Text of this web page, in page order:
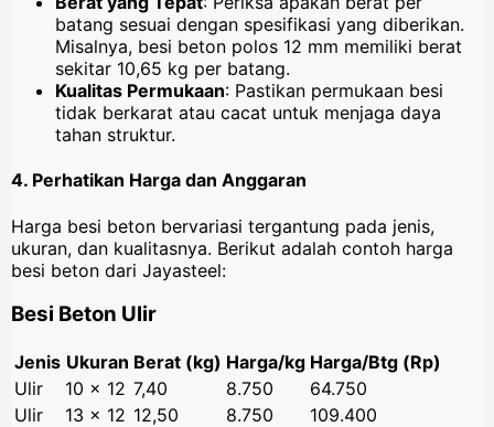
batang sesuai dengan spesifikasi yang diberikan.
Misalnya, besi beton polos 12 mm memiliki berat
sekitar 10,65 kg per batang.
Kualitas Permukaan: Pastikan permukaan besi
tidak berkarat atau cacat untuk menjaga daya
tahan struktur.
4. Perhatikan Harga dan Anggaran
Harga besi beton bervariasi tergantung pada jenis,
ukuran, dan kualitasnya. Berikut adalah contoh harga
besi beton dari Jayasteel:
Besi Beton Ulir
Jenis Ukuran Berat (kg) Harga/kg Harga/Btg (Rp)
Ulir
10 x 12 7,40 8.750
64.750
Ulir
13 x 12 12,50 8.750
109.400